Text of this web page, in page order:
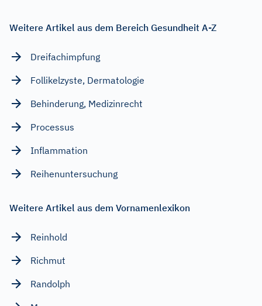
Weitere Artikel aus dem Bereich Gesundheit A-Z
Dreifachimpfung
Follikelzyste, Dermatologie
Behinderung, Medizinrecht
Processus
Inflammation
Reihenuntersuchung
Weitere Artikel aus dem Vornamenlexikon
Reinhold
Richmut
Randolph